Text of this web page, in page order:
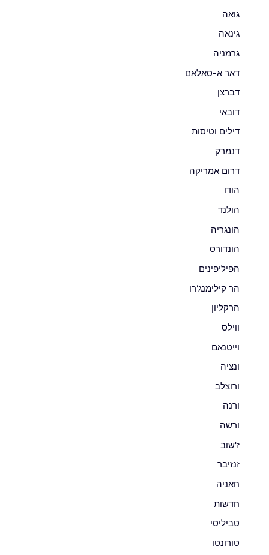
גואה
גינאה
גרמניה
דאר א-סאלאם
דברצן
דובאי
דילים וטיסות
דנמרק
דרום אמריקה
הודו
הולנד
הונגריה
הונדורס
הפיליפינים
הר קילימנג'רו
הרקליון
ווילס
וייטנאם
ונציה
ורוצלב
ורנה
ורשה
ז'שוב
זנזיבר
חאניה
חדשות
טביליסי
טורונטו